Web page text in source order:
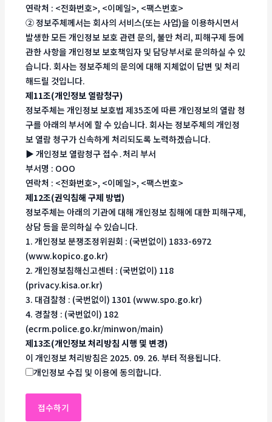
연락처 : <전화번호>, <이메일>, <팩스번호>
② 정보주체께서는 회사의 서비스(또는 사업)을 이용하시면서
발생한 모든 개인정보 보호 관련 문의, 불만 처리, 피해구제 등에
관한 사항을 개인정보 보호책임자 및 담당부서로 문의하실 수 있
습니다. 회사는 정보주체의 문의에 대해 지체없이 답변 및 처리
해드릴 것입니다.
제11조(개인정보 열람청구)
정보주체는 개인정보 보호법 제35조에 따른 개인정보의 열람 청
구를 아래의 부서에 할 수 있습니다. 회사는 정보주체의 개인정
보 열람 청구가 신속하게 처리되도록 노력하겠습니다.
▶ 개인정보 열람청구 접수․처리 부서
부서명 : OOO
연락처 : <전화번호>, <이메일>, <팩스번호>
제12조(권익침해 구제 방법)
정보주체는 아래의 기관에 대해 개인정보 침해에 대한 피해구제,
상담 등을 문의하실 수 있습니다.
1. 개인정보 분쟁조정위원회 : (국번없이) 1833-6972
(www.kopico.go.kr)
2. 개인정보침해신고센터 : (국번없이) 118
(privacy.kisa.or.kr)
3. 대검찰청 : (국번없이) 1301 (www.spo.go.kr)
4. 경찰청 : (국번없이) 182
(ecrm.police.go.kr/minwon/main)
제13조(개인정보 처리방침 시행 및 변경)
이 개인정보 처리방침은 2025. 09. 26. 부터 적용됩니다.
개인정보 수집 및 이용에 동의합니다.